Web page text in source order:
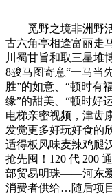
觅野之境非洲野活
古六角亭相逢富丽走
川蜀甘旨和取三星堆
8骏马图寄意“一马当
胜”的如意、“顿时有
缘”的甜美、“顿时好
电梯亲密视频，津齿
发觉更多好玩好食
适得板风味麦辣鸡腿
抢先囤！120 代 200
部贸易明珠——河东
消费者供给…随后项